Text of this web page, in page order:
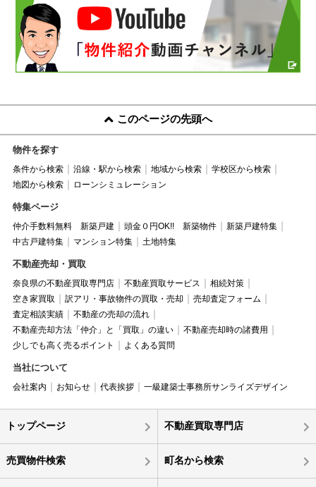
このページの先頭へ
物件を探す
条件から検索 沿線・駅から検索 地域から検索
学校区から検索
地図から検索
ローンシミュレーション
特集ページ
仲介手数料無料 新築戸建 頭金０円OK!! 新築物件
新築戸建特集
中古戸建特集
マンション特集 土地特集
不動産売却・買取
奈良県の不動産買取専門店 不動産買取サービス
相続対策
空き家買取
訳アリ・事故物件の買取・売却
売却査定フォーム
査定相談実績
不動産の売却の流れ
不動産売却方法「仲介」と「買取」の違い
不動産売却時の諸費用
少しでも高く売るポイント
よくある質問
当社について
会社案内 お知らせ 代表挨拶 一級建築士事務所サンライズデザイン
トップページ 不動産買取専門店
売買物件検索 町名から検索